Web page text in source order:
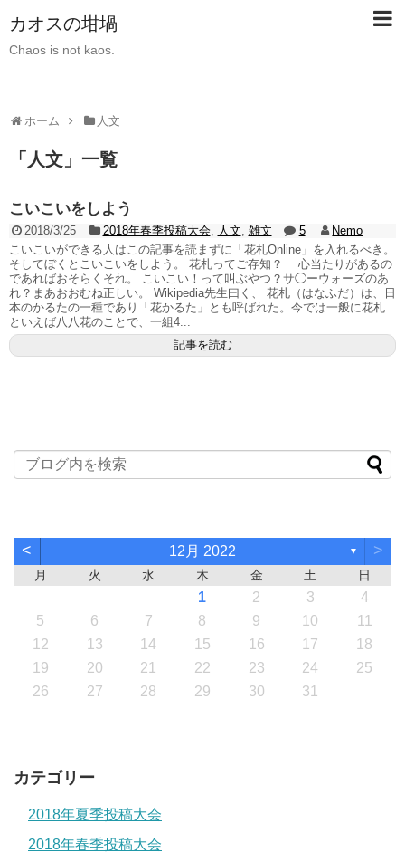
カオスの坩堝
Chaos is not kaos.
ホーム 人文
「 人文 」 一覧
こいこいをしよう
2018/3/25 2018年春季投稿大会, 人文, 雑文 5
Nemo
こいこいができる人はこの記事を読まずに「花札Online」を入れるべき。
そしてぼくとこいこいをしよう。 花札ってご存知？ 心当たりがあるの
であればおそらくそれ。 こいこい！って叫ぶやつ？サ◯ーウォーズのあ
れ？まあおおむね正しい。 Wikipedia先生曰く、 花札（はなふだ）は、日
本のかるたの一種であり「花かるた」とも呼ばれた。今では一般に花札
といえば八八花のことで、一組4...
記事を読む
< 12月 2022 ▼ >
月 火 水 木 金 土 日
1 2 3
4
5
6 7 8 9 10
11
12
13 14 15 16 17
18
19
20 21 22 23 24
25
26
27 28 29 30 31
カテゴリー
2018年夏季投稿大会
2018年春季投稿大会